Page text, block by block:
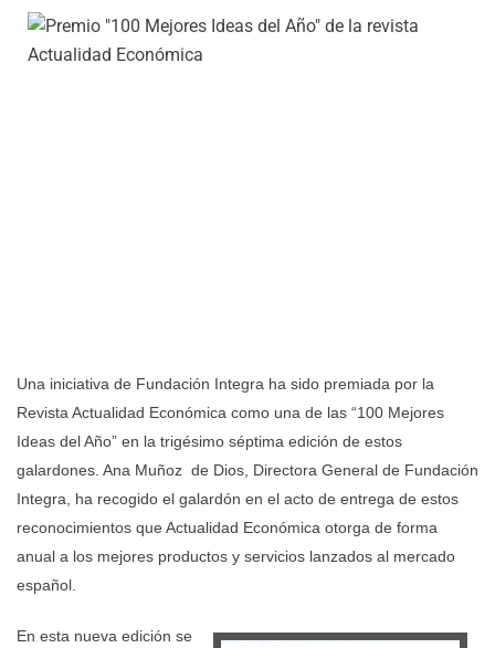
Una iniciativa de Fundación Integra ha sido premiada por la
Revista Actualidad Económica como una de las “100 Mejores
Ideas del Año” en la trigésimo séptima edición de estos
galardones. Ana Muñoz de Dios, Directora General de Fundación
Integra, ha recogido el galardón en el acto de entrega de estos
reconocimientos que Actualidad Económica otorga de forma
anual a los mejores productos y servicios lanzados al mercado
español.
En esta nueva edición se